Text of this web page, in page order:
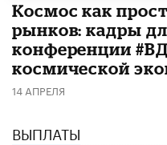
Космос как
рынков: кадры
конференции
космической
14 АПРЕЛЯ
ВЫПЛАТЫ